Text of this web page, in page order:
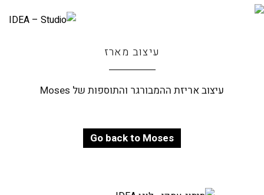
עיצוב מארז
עיצוב אריזת ההמבורגר והתוספות של Moses
Go back to Moses